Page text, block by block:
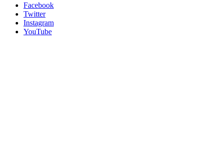
Facebook
Twitter
Instagram
YouTube